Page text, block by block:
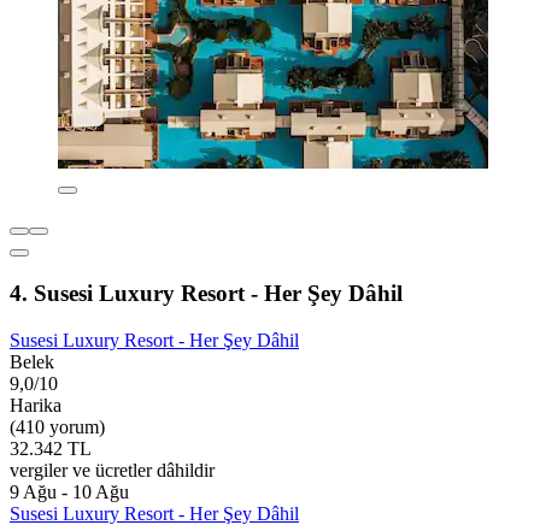
4. Susesi Luxury Resort - Her Şey Dâhil
Susesi Luxury Resort - Her Şey Dâhil
Belek
9,0/10
Harika
(410 yorum)
32.342 TL
vergiler ve ücretler dâhildir
9 Ağu - 10 Ağu
Susesi Luxury Resort - Her Şey Dâhil